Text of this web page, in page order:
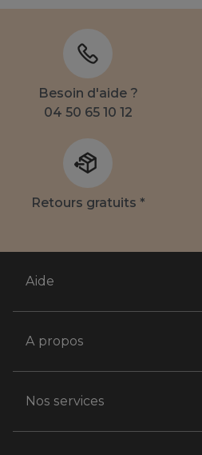
Besoin d'aide ?
04 50 65 10 12
Retours gratuits *
Aide
A propos
Nos services